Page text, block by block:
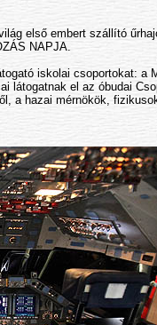
első embert szállító
NAPJA.
iskolai csoportokat: a
látogatnak el az óbudai
a hazai mérnökök,